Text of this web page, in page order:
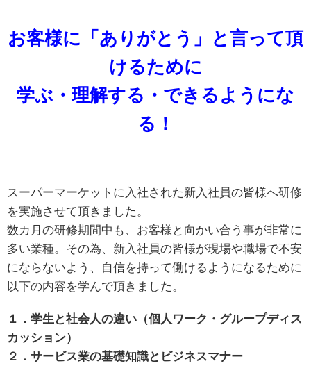
お客様に「ありがとう」と言って頂
けるために
学ぶ・理解する・できるようにな
る！
スーパーマーケットに入社された新入社員の皆様へ研修
を実施させて頂きました。
数カ月の研修期間中も、お客様と向かい合う事が非常に
多い業種。その為、新入社員の皆様が現場や職場で不安
にならないよう、自信を持って働けるようになるために
以下の内容を学んで頂きました。
１．学生と社会人の違い（個人ワーク・グループディス
カッション）
２．サービス業の基礎知識とビジネスマナー